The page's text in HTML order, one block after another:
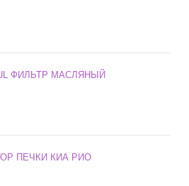
ФИЛЬТР МАСЛЯНЫЙ
ПЕЧКИ КИА РИО